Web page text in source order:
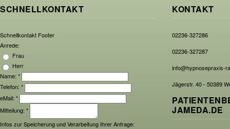
SCHNELLKONTAKT
Schnellkontakt Footer
Anrede:
Frau
Herr
Name: *
Telefon: *
eMail: *
Mitteilung: *
Infos zur Speicherung und Verarbeitung Ihrer Anfrage:
KONTAKT
02236-327286
02236-327287
info@hypnosepraxis-
Jägerstr. 40 - 50389
JAMEDA.DE